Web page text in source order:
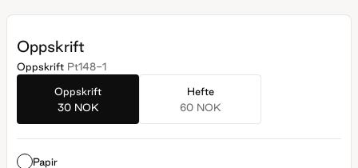
Oppskrift
Oppskrift Pt148-1
Oppskrift
30 NOK
Hefte
60 NOK
Papir